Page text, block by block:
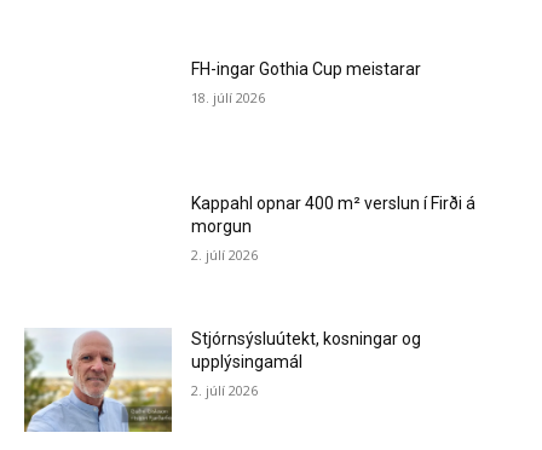
FH-ingar Gothia Cup meistarar
18. júlí 2026
Kappahl opnar 400 m² verslun í Firði á
morgun
2. júlí 2026
Stjórnsýsluútekt, kosningar og
upplýsingamál
2. júlí 2026